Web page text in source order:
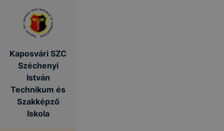
Kaposvári SZC
Széchenyi
István
Technikum és
Szakképző
Iskola